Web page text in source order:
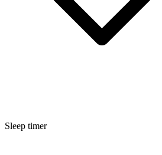
Sleep timer